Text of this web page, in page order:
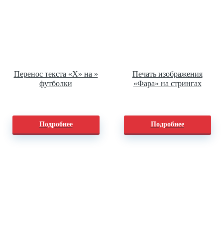
Перенос текста «Х» на »
футболки
Подробнее
Печать изображения
«Фара» на стрингах
Подробнее